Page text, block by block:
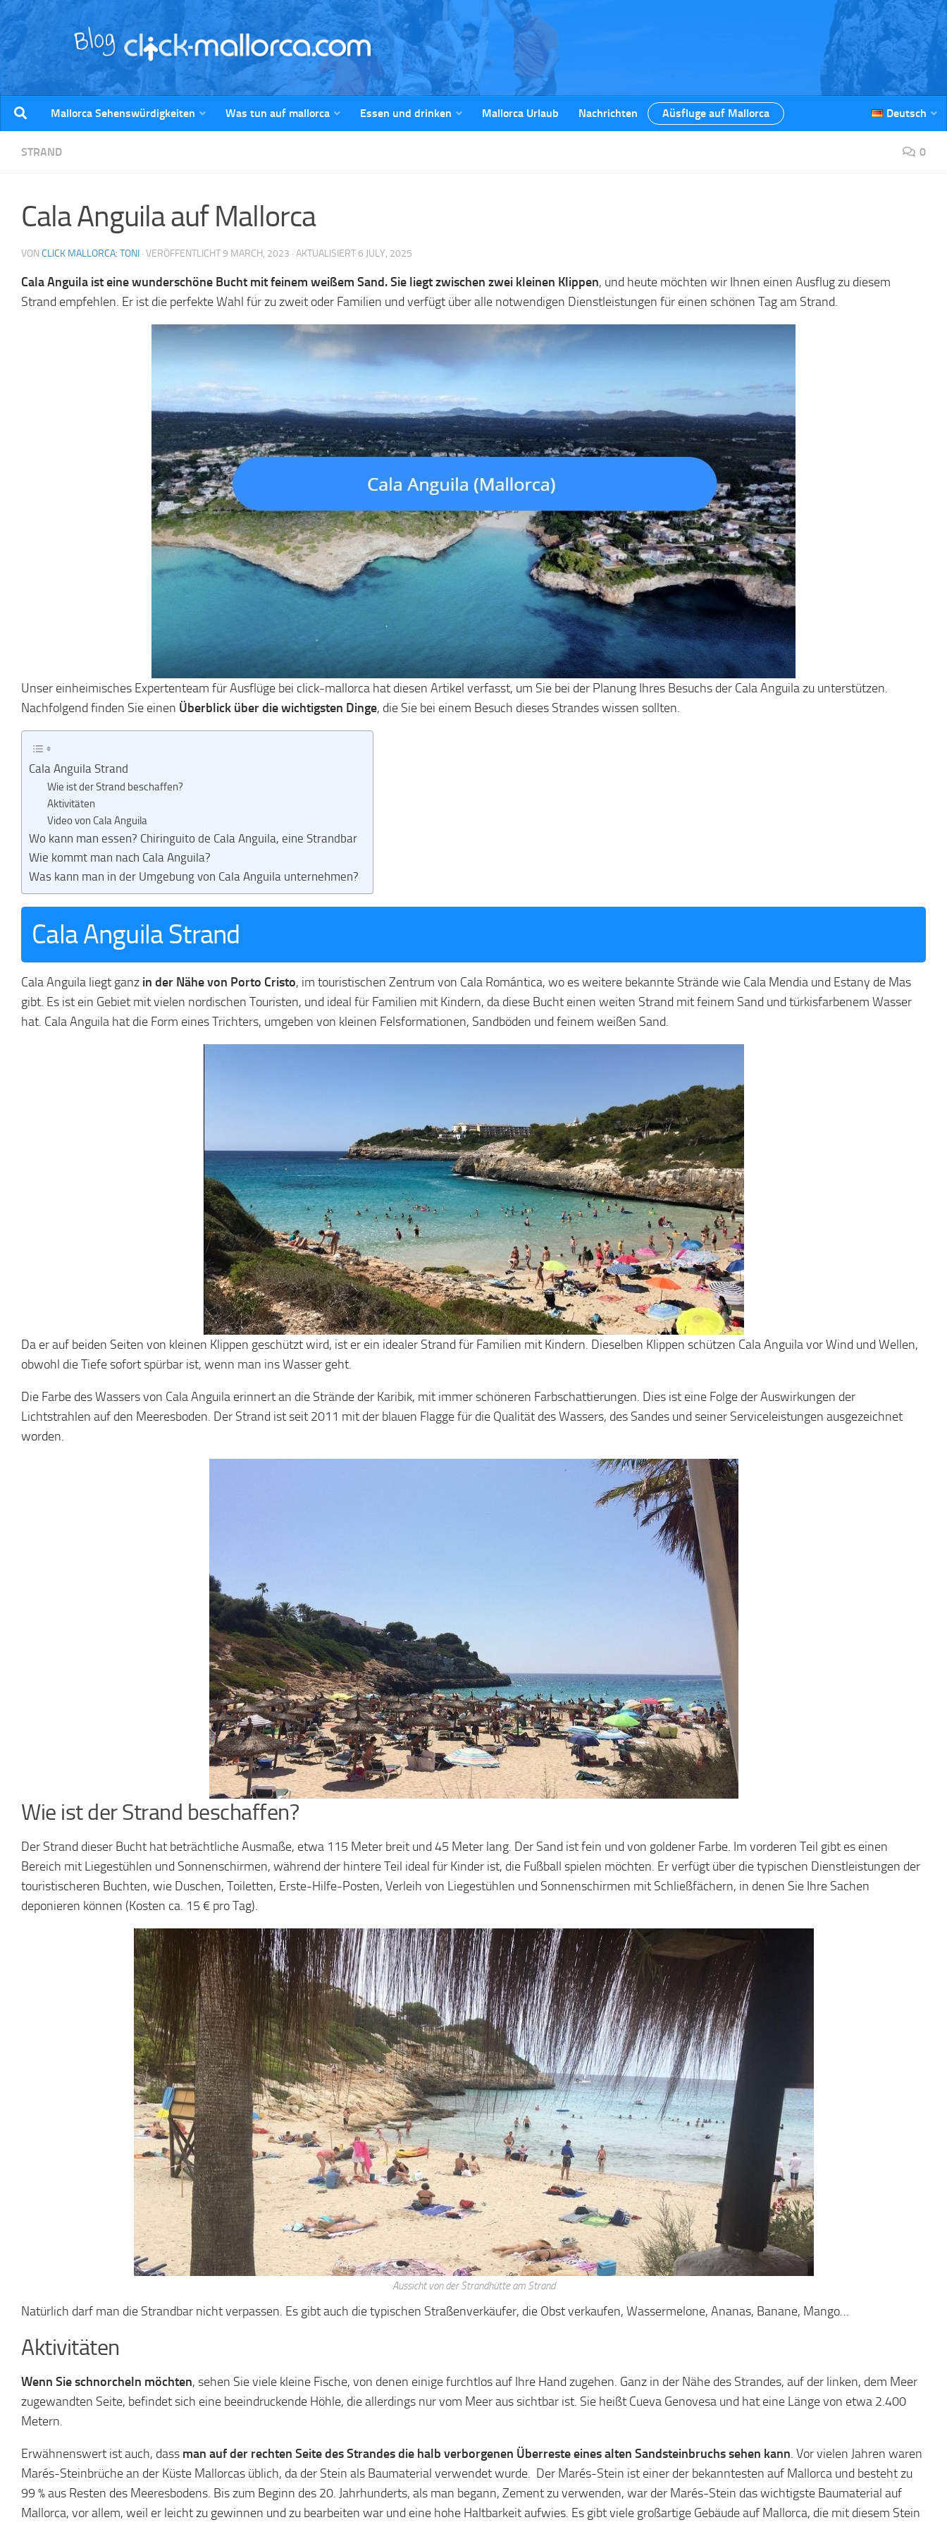
Zum Inhalt springen
Mallorca Sehenswürdigkeiten Was tun auf mallorca Essen und drinken Mallorca Urlaub Nachrichten Aüsfluge auf Mallorca Deutsch
STRAND 0
Cala Anguila auf Mallorca
VON CLICK MALLORCA: TONI · VERÖFFENTLICHT9 MARCH, 2023 · AKTUALISIERT6 JULY, 2025
Cala Anguila ist eine wunderschöne Bucht mit feinem weißem Sand. Sie liegt zwischen zwei kleinen Klippen, und heute möchten wir Ihnen einen Ausflug zu diesem
Strand empfehlen. Er ist die perfekte Wahl für zu zweit oder Familien und verfügt über alle notwendigen Dienstleistungen für einen schönen Tag am Strand.
Unser einheimisches Expertenteam für Ausflüge bei click-mallorca hat diesen Artikel verfasst, um Sie bei der Planung Ihres Besuchs der Cala Anguila zu unterstützen.
Nachfolgend finden Sie einen Überblick über die wichtigsten Dinge, die Sie bei einem Besuch dieses Strandes wissen sollten.
Cala Anguila Strand
Wie ist der Strand beschaffen?
Aktivitäten
Video von Cala Anguila
Wo kann man essen? Chiringuito de Cala Anguila, eine Strandbar
Wie kommt man nach Cala Anguila?
Was kann man in der Umgebung von Cala Anguila unternehmen?
Cala Anguila Strand
Cala Anguila liegt ganz in der Nähe von Porto Cristo, im touristischen Zentrum von Cala Romántica, wo es weitere bekannte Strände wie Cala Mendia und Estany de Mas
gibt. Es ist ein Gebiet mit vielen nordischen Touristen, und ideal für Familien mit Kindern, da diese Bucht einen weiten Strand mit feinem Sand und türkisfarbenem Wasser
hat. Cala Anguila hat die Form eines Trichters, umgeben von kleinen Felsformationen, Sandböden und feinem weißen Sand.
Da er auf beiden Seiten von kleinen Klippen geschützt wird, ist er ein idealer Strand für Familien mit Kindern. Dieselben Klippen schützen Cala Anguila vor Wind und Wellen,
obwohl die Tiefe sofort spürbar ist, wenn man ins Wasser geht.
Die Farbe des Wassers von Cala Anguila erinnert an die Strände der Karibik, mit immer schöneren Farbschattierungen. Dies ist eine Folge der Auswirkungen der
Lichtstrahlen auf den Meeresboden. Der Strand ist seit 2011 mit der blauen Flagge für die Qualität des Wassers, des Sandes und seiner Serviceleistungen ausgezeichnet
worden.
Wie ist der Strand beschaffen?
Der Strand dieser Bucht hat beträchtliche Ausmaße, etwa 115 Meter breit und 45 Meter lang. Der Sand ist fein und von goldener Farbe. Im vorderen Teil gibt es einen
Bereich mit Liegestühlen und Sonnenschirmen, während der hintere Teil ideal für Kinder ist, die Fußball spielen möchten. Er verfügt über die typischen Dienstleistungen der
touristischeren Buchten, wie Duschen, Toiletten, Erste-Hilfe-Posten, Verleih von Liegestühlen und Sonnenschirmen mit Schließfächern, in denen Sie Ihre Sachen
deponieren können (Kosten ca. 15 € pro Tag).
Aussicht von der Strandhütte am Strand
Natürlich darf man die Strandbar nicht verpassen. Es gibt auch die typischen Straßenverkäufer, die Obst verkaufen, Wassermelone, Ananas, Banane, Mango…
Aktivitäten
Wenn Sie schnorcheln möchten, sehen Sie viele kleine Fische, von denen einige furchtlos auf Ihre Hand zugehen. Ganz in der Nähe des Strandes, auf der linken, dem Meer
zugewandten Seite, befindet sich eine beeindruckende Höhle, die allerdings nur vom Meer aus sichtbar ist. Sie heißt Cueva Genovesa und hat eine Länge von etwa 2.400
Metern.
Erwähnenswert ist auch, dass man auf der rechten Seite des Strandes die halb verborgenen Überreste eines alten Sandsteinbruchs sehen kann. Vor vielen Jahren waren
Marés-Steinbrüche an der Küste Mallorcas üblich, da der Stein als Baumaterial verwendet wurde. Der Marés-Stein ist einer der bekanntesten auf Mallorca und besteht zu
99 % aus Resten des Meeresbodens. Bis zum Beginn des 20. Jahrhunderts, als man begann, Zement zu verwenden, war der Marés-Stein das wichtigste Baumaterial auf
Mallorca, vor allem, weil er leicht zu gewinnen und zu bearbeiten war und eine hohe Haltbarkeit aufwies. Es gibt viele großartige Gebäude auf Mallorca, die mit diesem Stein